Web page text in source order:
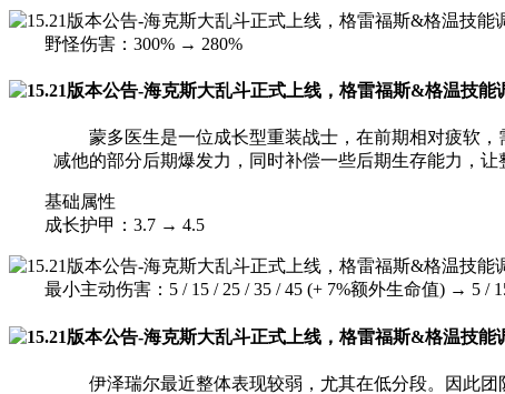
野怪伤害：300% → 280%
蒙多医生是一位成长型重装战士，在前期相对疲软，
减他的部分后期爆发力，同时补偿一些后期生存能力，让
基础属性
成长护甲：3.7 → 4.5
最小主动伤害：5 / 15 / 25 / 35 / 45 (+ 7%额外生命值) → 5 /
伊泽瑞尔最近整体表现较弱，尤其在低分段。因此团